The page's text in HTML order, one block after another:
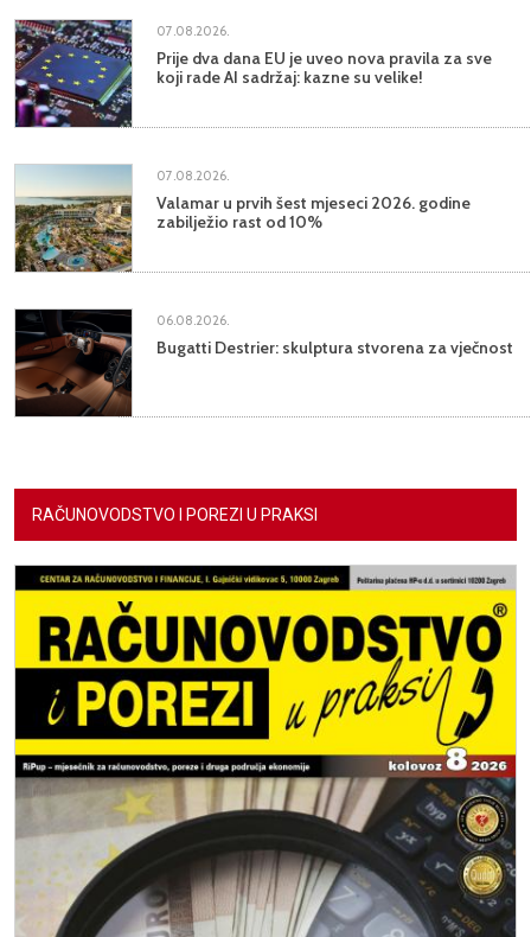
07.08.2026.
Prije dva dana EU je uveo nova pravila za sve
koji rade AI sadržaj: kazne su velike!
07.08.2026.
Valamar u prvih šest mjeseci 2026. godine
zabilježio rast od 10%
06.08.2026.
Bugatti Destrier: skulptura stvorena za vječnost
RAČUNOVODSTVO I POREZI U PRAKSI